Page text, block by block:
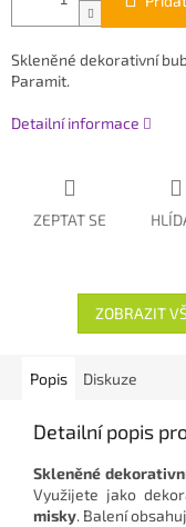
Skleněné dekorativní
Paramit.
Detailní informace
ZEPTAT SE
ZOBRAZIT
Popis Diskuze
Detailní popis
Skleněné
Využijete jako
misky. Balení